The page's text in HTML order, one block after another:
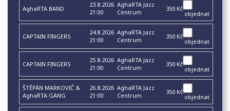
AghaRTA BAND
23.8.2026
21:00
AghaRTA Jazz
Centrum
350 Kč
objednat
CAPTAIN FINGERS
24.8.2026
21:00
AghaRTA Jazz
Centrum
350 Kč
objednat
CAPTAIN FINGERS
25.8.2026
21:00
AghaRTA Jazz
Centrum
350 Kč
objednat
ŠTĚPÁN MARKOVIČ &
AghaRTA GANG
26.8.2026
21:00
AghaRTA Jazz
Centrum
350 Kč
objednat